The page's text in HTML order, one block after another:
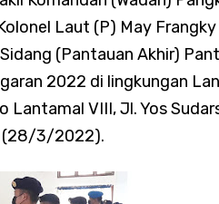
Laut (P) May Frangky
(Pantauan Akhir)
2022 di lingkungan
Lantamal VIII, Jl. Yos
(28/3/2022).